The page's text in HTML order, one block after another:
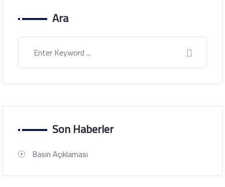
Ara
Son Haberler
Basın Açıklaması